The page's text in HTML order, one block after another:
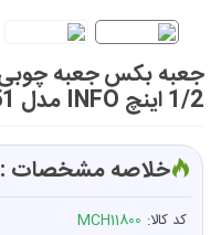
1/2 اینچ INFO مدل NO.6251 تایوان
خلاصه مشخصات :
کد کالا: MCH11800